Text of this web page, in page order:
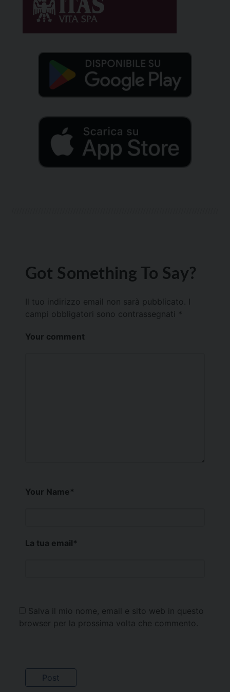
Got Something To Say?
Il tuo indirizzo email non sarà pubblicato.
campi obbligatori sono contrassegnati *
Your comment
Your Name*
La tua email*
Salva il mio nome, email e sito web in questo
browser per la prossima volta che commento.